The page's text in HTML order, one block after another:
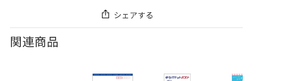
シェアする
関連商品